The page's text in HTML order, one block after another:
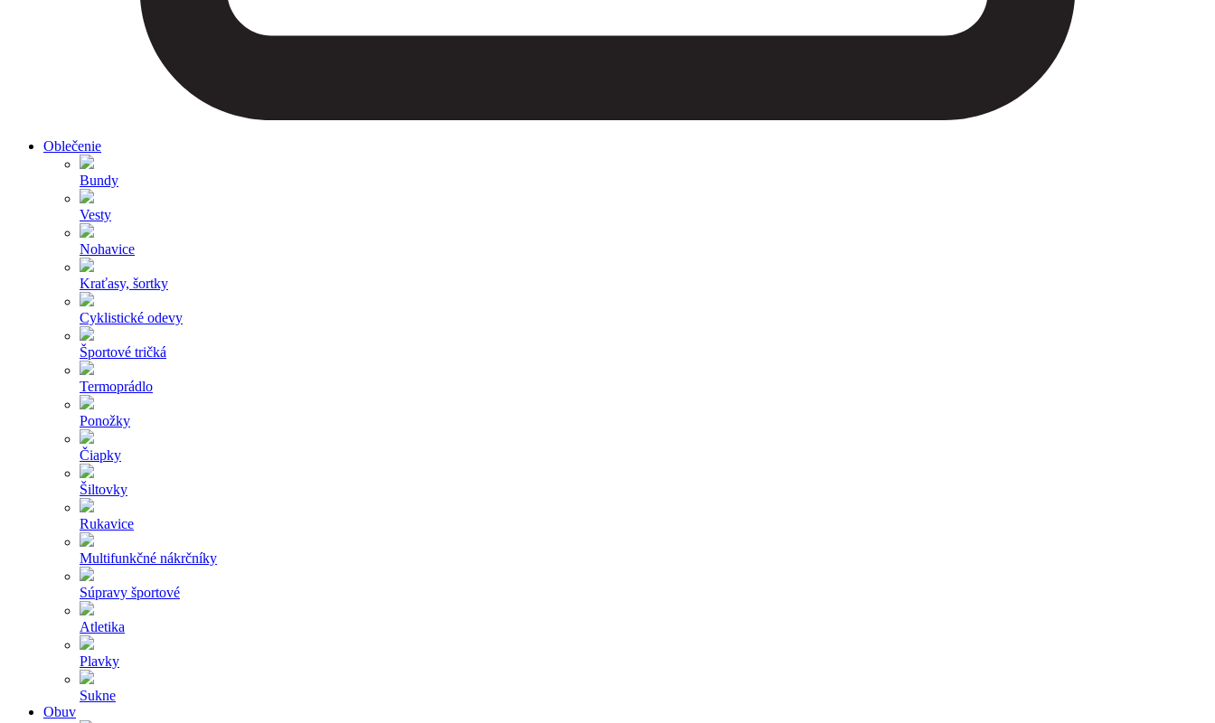
Oblečenie
Bundy
Vesty
Nohavice
Kraťasy, šortky
Cyklistické odevy
Športové tričká
Termoprádlo
Ponožky
Čiapky
Šiltovky
Rukavice
Multifunkčné nákrčníky
Súpravy športové
Atletika
Plavky
Sukne
Obuv